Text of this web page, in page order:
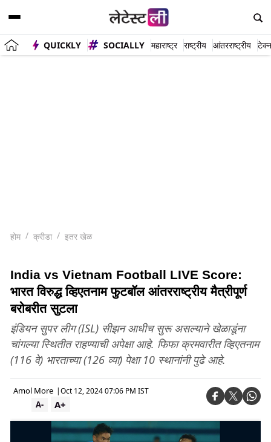
QUICKLY SOCIALLY महाराष्ट्र राष्ट्रीय आंतरराष्ट्रीय
होम क्रीडा इतर खेळ
India vs Vietnam Football LIVE Score:
भारत विरुद्ध व्हिएतनाम फुटबॉल आंतरराष्ट्रीय मैत्रीपूर्ण
बरोबरीत सुटला
इंडियन सुपर लीग (ISL) सीझन आधीच सुरू असल्याने खेळाडूंना
चांगल्या स्थितीत राहण्याची अपेक्षा आहे. फिफा क्रमवारीत व्हिएतनाम
(116 वे) भारताच्या (126 व्या) पेक्षा 10 स्थानांनी पुढे आहे.
Amol More |Oct 12, 2024 07:06 PM IST
A+
A-